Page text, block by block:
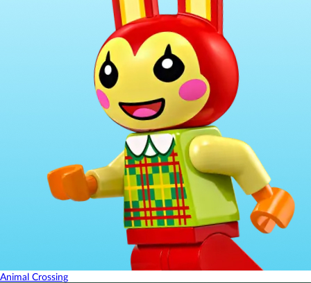
Animal Crossing